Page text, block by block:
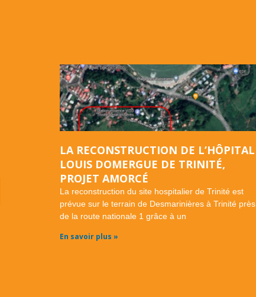
LA RECONSTRUCTION DE L’HÔPITAL
LOUIS DOMERGUE DE TRINITÉ,
PROJET AMORCÉ
La reconstruction du site hospitalier de Trinité est
prévue sur le terrain de Desmarinières à Trinité près
de la route nationale 1 grâce à un
En savoir plus »